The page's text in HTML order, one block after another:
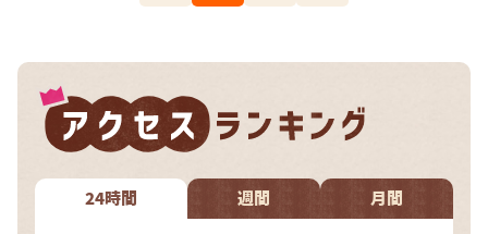
24時間 週間 月間